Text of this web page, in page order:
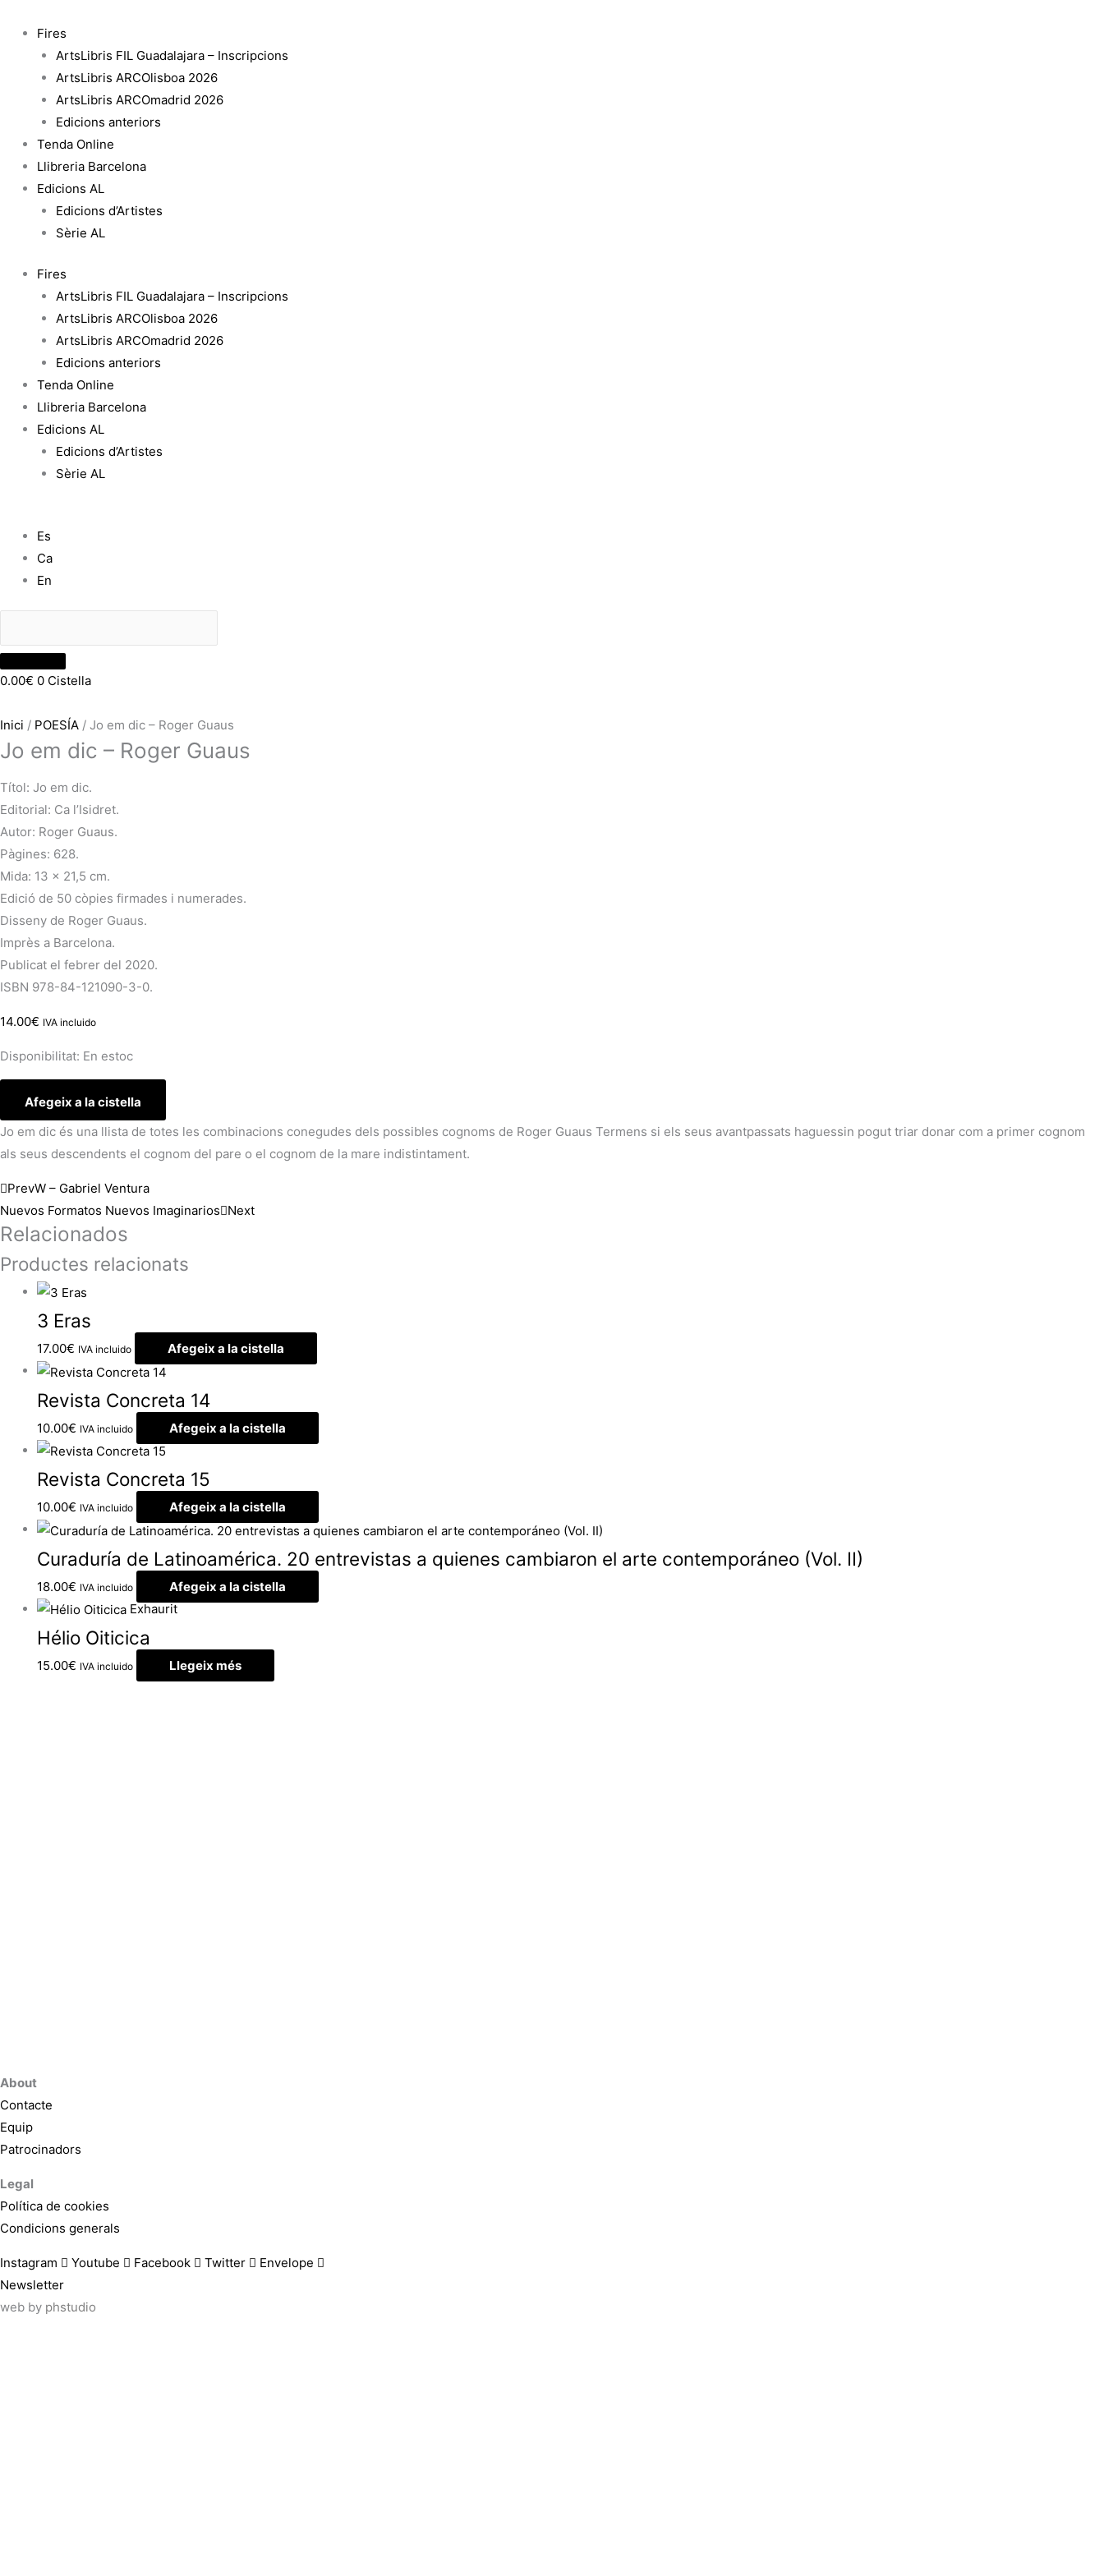
contingut
Fires
ArtsLibris FIL Guadalajara – Inscripcions
ArtsLibris ARCOlisboa 2026
ArtsLibris ARCOmadrid 2026
Edicions anteriors
Tenda Online
Llibreria Barcelona
Edicions AL
Edicions d’Artistes
Sèrie AL
Fires
ArtsLibris FIL Guadalajara – Inscripcions
ArtsLibris ARCOlisboa 2026
ArtsLibris ARCOmadrid 2026
Edicions anteriors
Tenda Online
Llibreria Barcelona
Edicions AL
Edicions d’Artistes
Sèrie AL
Es
Ca
En
0.00€ 0 Cistella
Inici / POESÍA / Jo em dic – Roger Guaus
Jo em dic – Roger Guaus
Títol: Jo em dic.
Editorial: Ca l’Isidret.
Autor: Roger Guaus.
Pàgines: 628.
Mida: 13 x 21,5 cm.
Edició de 50 còpies firmades i numerades.
Disseny de Roger Guaus.
Imprès a Barcelona.
Publicat el febrer del 2020.
ISBN 978-84-121090-3-0.
14.00€ IVA incluido
Disponibilitat: En estoc
Roger
Guaus
Afegeix a la cistella
Jo em dic és una llista de totes les combinacions conegudes dels possibles cognoms de Roger Guaus Termens si els seus avantpassats haguessin pogut triar donar com a primer cognom
als seus descendents el cognom del pare o el cognom de la mare indistintament.
PrevW – Gabriel Ventura
Nuevos Formatos Nuevos Imaginarios Next
Relacionados
Productes relacionats
3 Eras
17.00€ IVA incluido Afegeix a la cistella
Revista Concreta 14
10.00€ IVA incluido Afegeix a la cistella
Revista Concreta 15
10.00€ IVA incluido Afegeix a la cistella
Curaduría de Latinoamérica. 20 entrevistas a quienes cambiaron el arte contemporáneo (Vol. II)
18.00€ IVA incluido
Afegeix a la cistella
Exhaurit
Hélio Oiticica
15.00€ IVA incluido Llegeix més
About
Contacte
Equip
Patrocinadors
Legal
Política de cookies
Condicions generals
Instagram Youtube Facebook Twitter
Envelope
Newsletter
web by phstudio